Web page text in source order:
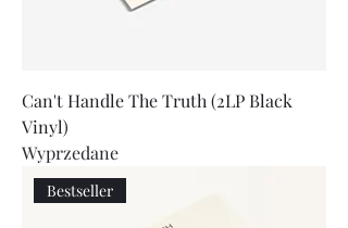
Can't Handle The Truth (2LP Black
Vinyl)
Wyprzedane
Bestseller